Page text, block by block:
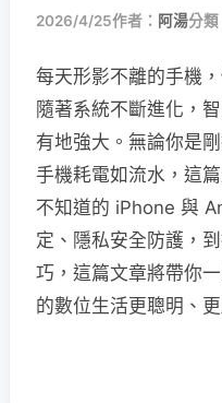
2026/4/25作者： 阿湯分類
每天形影不離的手機
隨著系統不斷進化，
有地強大。無論你是
手機耗電如流水，這
不知道的 iPhone 與
定、隱私安全防護，
巧，這篇文章將帶你
的數位生活更聰明、更